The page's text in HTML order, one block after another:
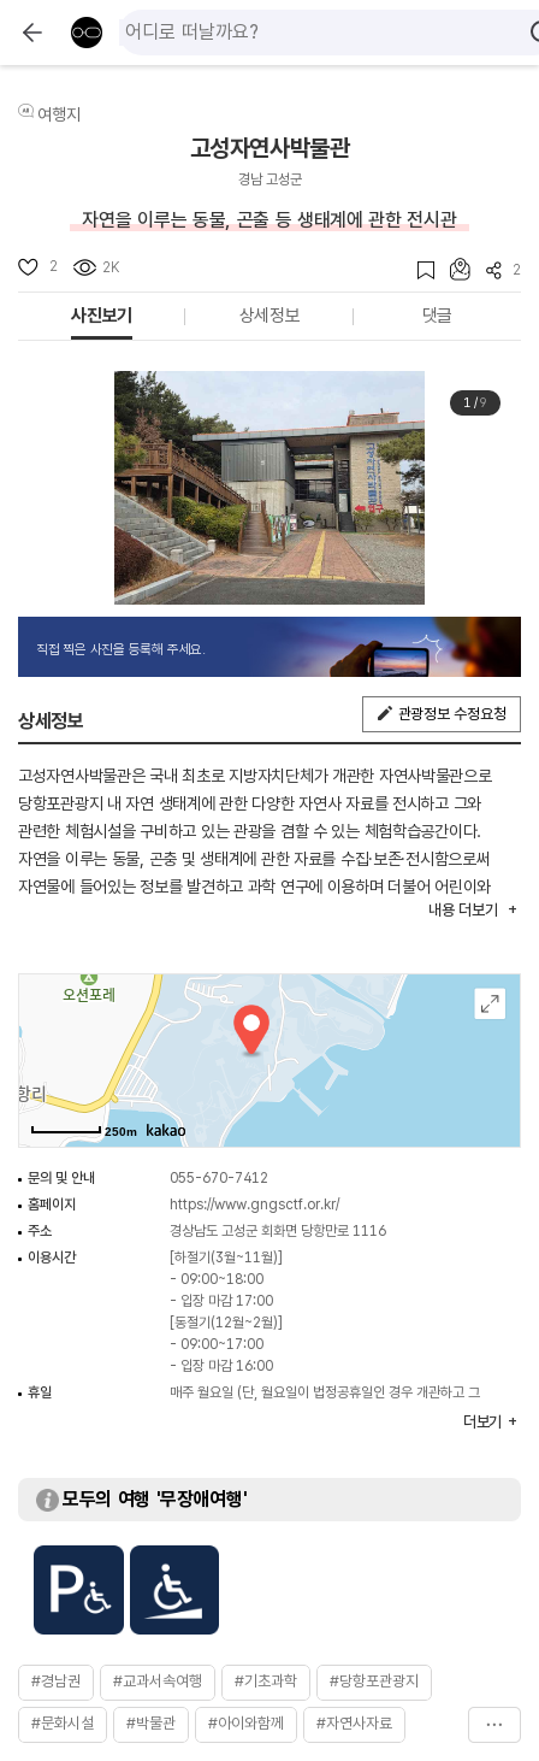
여행지
고성자연사박물관
경남 고성군
자연을 이루는 동물, 곤출 등 생태계에 관한 전시관
2 2K 2
사진보기 상세정보 댓글
1/9
직접 찍은 사진을 등록해 주세요.
상세정보 관광정보 수정요청
고성자연사박물관은 국내 최초로 지방자치단체가 개관한 자연사박물관으로
당항포관광지 내 자연 생태계에 관한 다양한 자연사 자료를 전시하고 그와
관련한 체험시설을 구비하고 있는 관광을 겸할 수 있는 체험학습공간이다.
자연을 이루는 동물, 곤충 및 생태계에 관한 자료를 수집·보존·전시함으로써
자연물에 들어있는 정보를 발견하고 과학 연구에 이용하며 더불어 어린이와
어른들에게 자연 속 동물 및 곤충들에 관한 정보를 더욱 생생하고 쉽게
총 760㎡ 규모로 총 1,700여 점의 다양한 자연사 자료가 10개의 테마로
다채롭게 구성되어 있어 자연사 자료에 대한 유용한 지식의 습득과 살아있는
자연의 신비에 흥미를 유도할 수 있도록 다양하게 구성되어 있다.
내용 더보기
250m
문의 및 안내
055-670-7412
홈페이지
https://www.gngsctf.or.kr/
주소
경상남도 고성군 회화면 당항만로 1116
이용시간
[하절기(3월~11월)]
- 09:00~18:00
- 입장 마감 17:00
[동절기(12월~2월)]
- 09:00~17:00
- 입장 마감 16:00
휴일
매주 월요일 (단, 월요일이 법정공휴일인 경우 개관하고 그
- 성인(19세~64세) 7,000원
- 경로(65세 이상) 3,500원
- 어린이(3세~12세) 4,000원
- 고성군민 1,000원
[당항포 관광지 입장료 단체(20인 이상)]
- 성인(19세~64세) 6,000원
- 경로(65세 이상) 3,000원
- 청소년(13세~18세) / 군인 4,000원
- 어린이(3세~12세) 3,000원
※ 무료
- 만 3세 미만 / 국가기관에서 요양 중인 상이군경 / 장애인 /
국가유공자 / 국민기초생활수급자 / 한부모가정
더보기
모두의 여행 '무장애여행'
#경남권 #교과서속여행 #기초과학 #당항포관광지
#문화시설 #박물관 #아이와함께 #자연사자료